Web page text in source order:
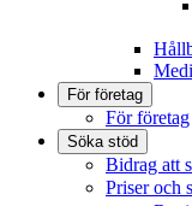
För företag
För företag
Söka stöd
Bidrag att
Priser och